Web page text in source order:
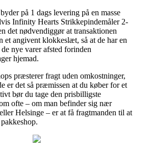
på 1 dags levering på en masse
Infinity Hearts Strikkepindemåler 2-
det nødvendiggør at transaktionen
et angivent klokkeslæt, så at de har en
nye varer afsted forinden
hjemad.
præsterer fragt uden omkostninger,
er det så præmissen at du køber for et
bør du tage den prisbilligste
ofte – om man befinder sig nær
Helsinge – er at få fragtmanden til at